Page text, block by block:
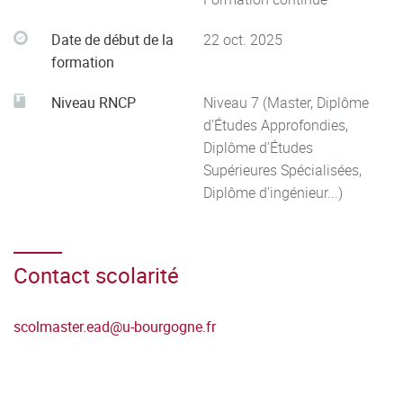
réinvestir dans des problématiques contemporaines.
Date de début de la
formation
22 oct. 2025
Niveau RNCP
Niveau 7 (Master, Diplôme
d'Études Approfondies,
Diplôme d'Études
Supérieures Spécialisées,
Diplôme d'ingénieur...)
Contact scolarité
scolmaster.ead@u-bourgogne.fr